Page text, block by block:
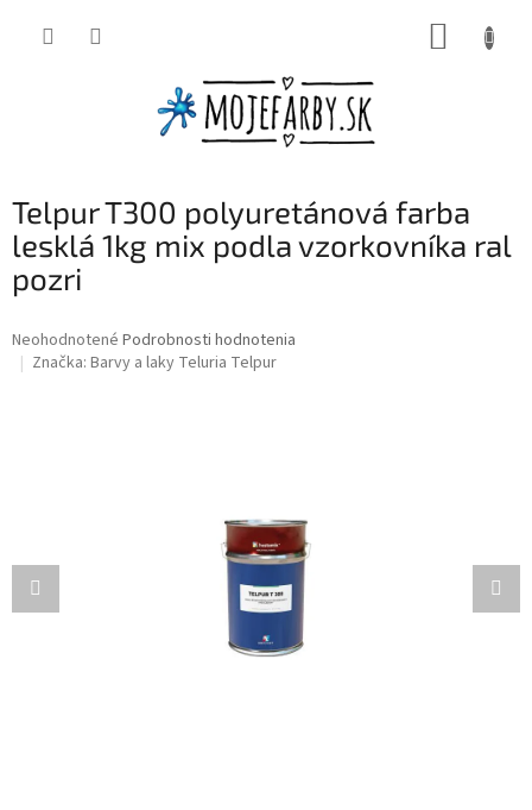
Telpur T300 polyuretánová farba
lesklá 1kg mix podla vzorkovníka ral
pozri
Priemerné
hodnotenie
Neohodnotené Podrobnosti hodnotenia
Značka: Barvy a laky Teluria Telpur